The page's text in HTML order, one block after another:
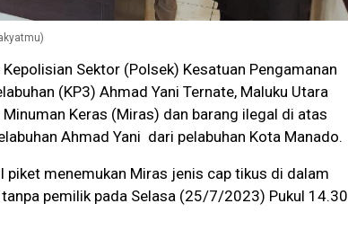
Kepolisian Sektor (Polsek) Kesatuan Pengamanan
(KP3) Ahmad Yani Ternate, Maluku Utara
Keras (Miras) dan barang ilegal di atas
Ahmad Yani dari pelabuhan Kota Manado.
piket menemukan Miras jenis cap tikus di dalam
tanpa pemilik pada Selasa (25/7/2023) Pukul 14.30